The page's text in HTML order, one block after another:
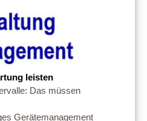
leisten
Das müssen
Gerätemanagement